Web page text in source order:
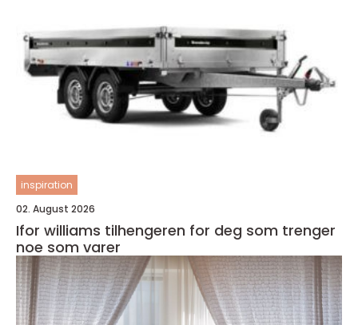
inspiration
02. August 2026
Ifor williams tilhengeren for deg som trenger
noe som varer